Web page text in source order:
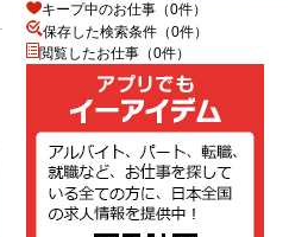
キープ中のお仕事（0件）
保存した検索条件（0件）
閲覧したお仕事（0件）